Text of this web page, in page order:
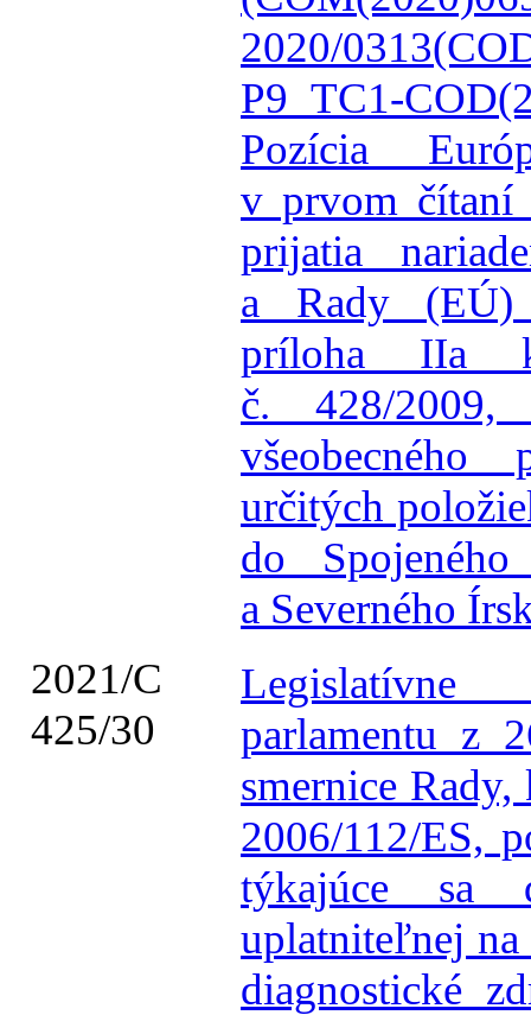
2020/
P9_TC1-
Pozícia
v prvom čítaní
prijatia
a Rady
príloha IIa
č. 428/
určitých
do
a Severného
2021/C
425/30
parlamentu z
smernice
2006/112/ES,
týkajúce sa
uplatniteľnej
diagnostické